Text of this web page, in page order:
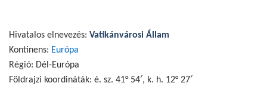
Hivatalos elnevezés: Vatikánvárosi Állam
Kontinens: Európa
Régió: Dél-Európa
Földrajzi koordináták: é. sz. 41° 54′, k. h. 12° 27′